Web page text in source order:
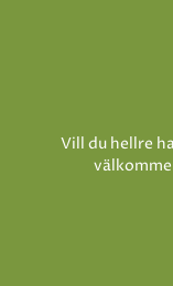
Vill du hellre